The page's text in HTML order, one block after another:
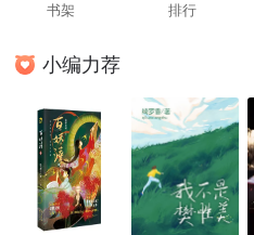
书架 排行
小编力荐